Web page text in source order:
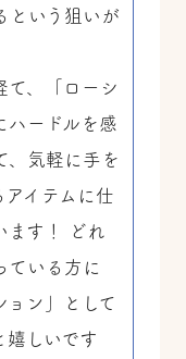
という狙いが
て、「ローシ
ハードルを感
、気軽に手を
イテムに仕
ます！ どれ
ている方に
ョン」として
嬉しいです